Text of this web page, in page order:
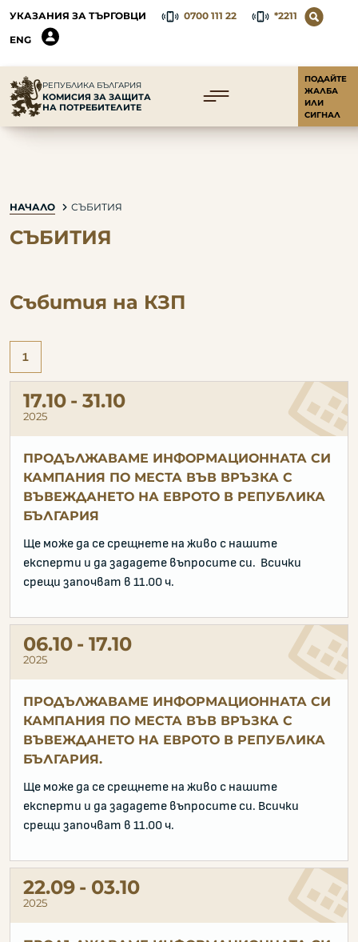
УКАЗАНИЯ ЗА ТЪРГОВЦИ 0700 111 22
*2211
ENG
РЕПУБЛИКА БЪЛГАРИЯ
КОМИСИЯ ЗА ЗАЩИТА
НА ПОТРЕБИТЕЛИТЕ
ПОДАЙТЕ
ЖАЛБА
ИЛИ
СИГНАЛ
НАЧАЛО СЪБИТИЯ
СЪБИТИЯ
Събития на КЗП
1
17.10
2025
31.10
ПРОДЪЛЖАВАМЕ ИНФОРМАЦИОННАТА СИ
КАМПАНИЯ ПО МЕСТА ВЪВ ВРЪЗКА С
ВЪВЕЖДАНЕТО НА ЕВРОТО В РЕПУБЛИКА
БЪЛГАРИЯ
Ще може да се срещнете на живо с нашите
експерти и да зададете въпросите си. Всички
срещи започват в 11.00 ч.
06.10
2025
17.10
ПРОДЪЛЖАВАМЕ ИНФОРМАЦИОННАТА СИ
КАМПАНИЯ ПО МЕСТА ВЪВ ВРЪЗКА С
ВЪВЕЖДАНЕТО НА ЕВРОТО В РЕПУБЛИКА
БЪЛГАРИЯ.
Ще може да се срещнете на живо с нашите
експерти и да зададете въпросите си. Всички
срещи започват в 11.00 ч.
22.09
2025
03.10